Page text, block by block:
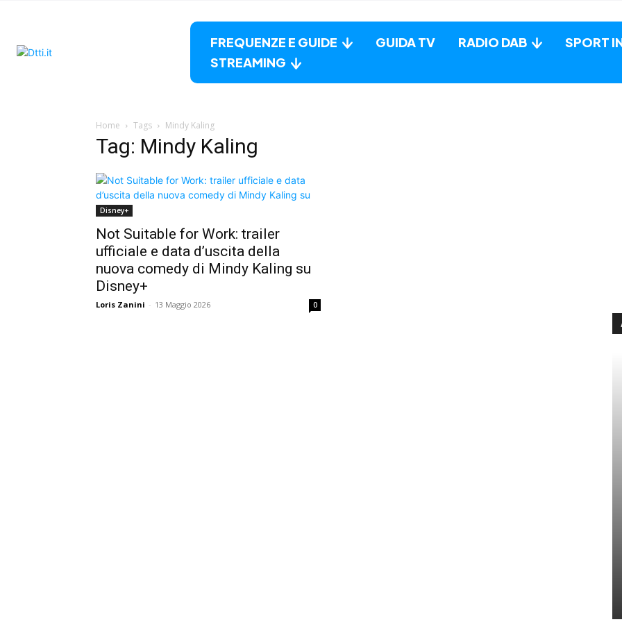
FREQUENZE E GUIDE GUIDA TV RADIO DAB SPORT
STREAMING
Home Tags Mindy Kaling
Tag: Mindy Kaling
Disney+
Not Suitable for Work: trailer
ufficiale e data d’uscita della
nuova comedy di Mindy Kaling su
Disney+
Loris Zanini - 13 Maggio 2026 0